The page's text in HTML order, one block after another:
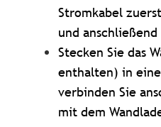
Stromkabel
und
Stecken Sie das
enthalten) in
verbinden Sie
mit dem